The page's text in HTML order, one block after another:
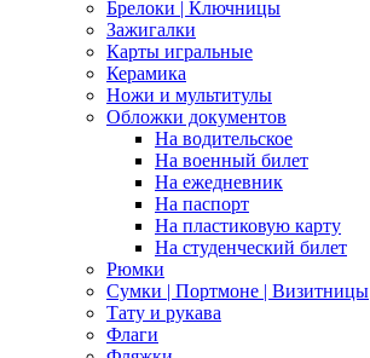
Брелоки | Ключницы
Зажигалки
Карты игральные
Керамика
Ножи и мультитулы
Обложки документов
На водительское
На военный билет
На ежедневник
На паспорт
На пластиковую карту
На студенческий билет
Рюмки
Сумки | Портмоне | Визитницы
Тату и рукава
Флаги